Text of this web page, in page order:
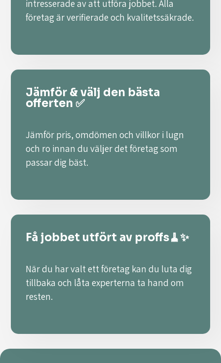
intresserade av att utföra jobbet. Alla
företag är verifierade och kvalitetssäkrade.
Jämför & välj den bästa
offerten ✅
Jämför pris, omdömen och villkor i lugn
och ro innan du väljer det företag som
passar dig bäst.
Få jobbet utfört av proffs🧹✨
När du har valt ett företag kan du luta dig
tillbaka och låta experterna ta hand om
resten.